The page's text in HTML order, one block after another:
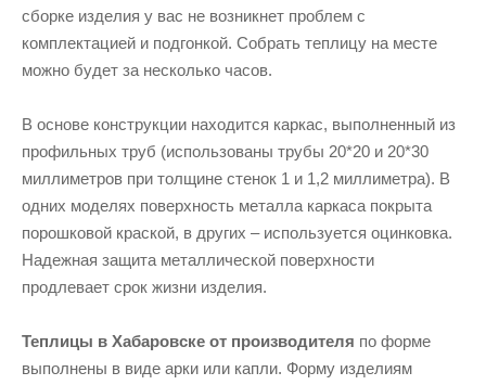
сборке изделия у вас не возникнет проблем с
комплектацией и подгонкой. Собрать теплицу на месте
можно будет за несколько часов.
В основе конструкции находится каркас, выполненный из
профильных труб (использованы трубы 20*20 и 20*30
миллиметров при толщине стенок 1 и 1,2 миллиметра). В
одних моделях поверхность металла каркаса покрыта
порошковой краской, в других – используется оцинковка.
Надежная защита металлической поверхности
продлевает срок жизни изделия.
Теплицы в Хабаровске от производителя по форме
выполнены в виде арки или капли. Форму изделиям